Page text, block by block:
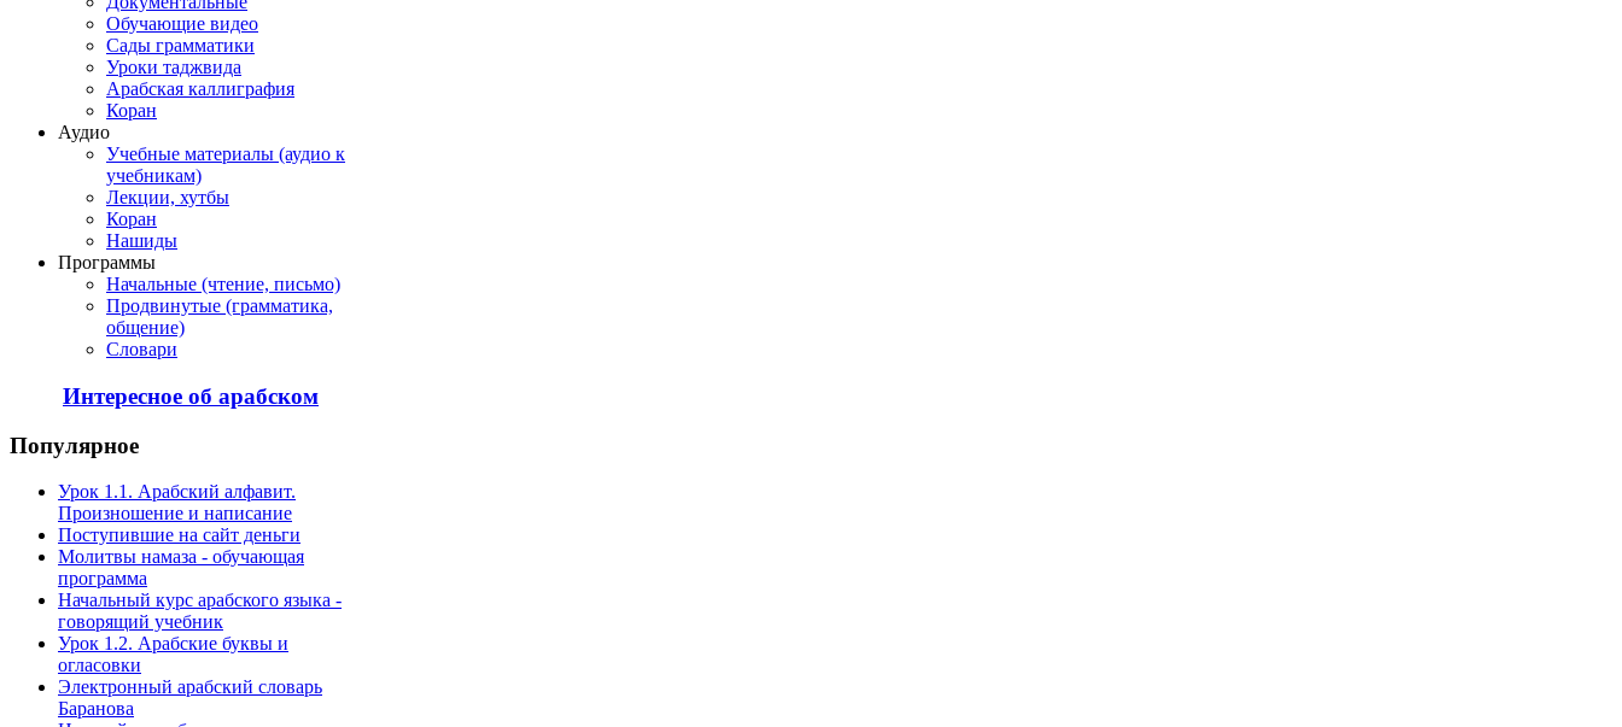
Обучающие видео
Сады грамматики
Уроки таджвида
Арабская каллиграфия
Коран
Аудио
Учебные материалы (аудио к
учебникам)
Лекции, хутбы
Коран
Нашиды
Программы
Начальные (чтение, письмо)
Продвинутые (грамматика,
общение)
Словари
Интересное об арабском
Популярное
Урок 1.1. Арабский алфавит.
Произношение и написание
Поступившие на сайт деньги
Молитвы намаза - обучающая
программа
Начальный курс арабского языка -
говорящий учебник
Урок 1.2. Арабские буквы и
огласовки
Электронный арабский словарь
Баранова